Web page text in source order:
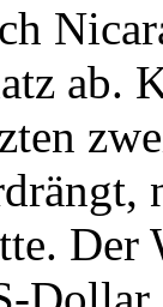
ab.